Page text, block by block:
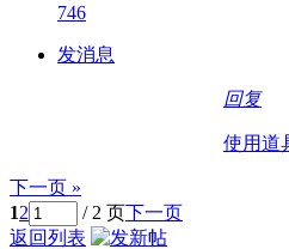
746
发消息
回复
使用道
下一页 »
12 / 2 页下一页
返回列表